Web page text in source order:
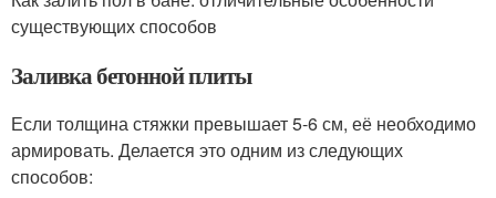
существующих способов
Заливка бетонной плиты
Если толщина стяжки превышает 5-6 см, её необходимо
армировать. Делается это одним из следующих
способов: